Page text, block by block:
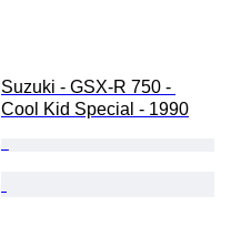
Suzuki - GSX-R 750 -
Cool Kid Special - 1990